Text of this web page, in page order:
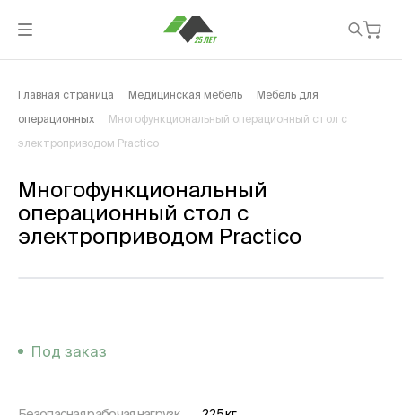
Главная страница Медицинская мебель Мебель для
операционных Многофункциональный операционный стол с
электроприводом Practico
Многофункциональный
операционный стол с
электроприводом Practico
Под заказ